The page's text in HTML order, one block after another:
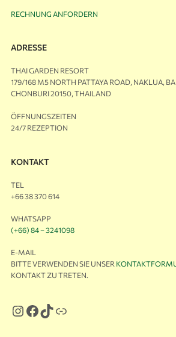
RECHNUNG ANFORDERN
ADRESSE
THAI GARDEN RESORT
179/168 M5 NORTH PATTAYA ROAD, NAKLUA,
CHONBURI 20150, THAILAND
ÖFFNUNGSZEITEN
24/7 REZEPTION
KONTAKT
TEL
+66 38 370 614
WHATSAPP
(+66) 84 – 3241098
E-MAIL
BITTE VERWENDEN SIE UNSER
KONTAKT ZU TRETEN.